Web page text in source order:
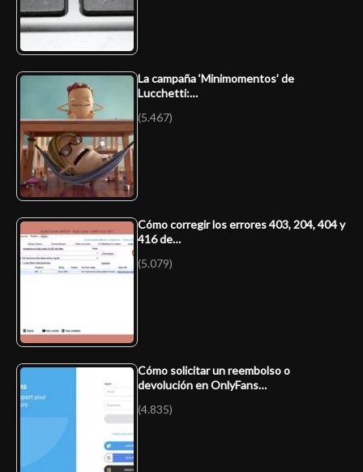
La campaña ‘Minimomentos’ de
Lucchetti:…
(5.467)
Cómo corregir los errores 403, 204, 404 y
416 de…
(5.079)
Cómo solicitar un reembolso o
devolución en OnlyFans…
(4.835)